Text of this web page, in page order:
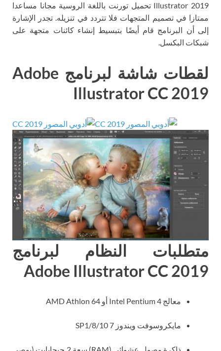
Illustrator 2019 تحميل تورنت باللغة الروسية مجانا مساعدا
ممتازا في تصميم المتجهات فلا تتردد في تنزيله. تجدر الإشارة
إلى أن البرنامج قام أيضًا بتبسيط إنشاء كائنات متجهة على
شبكات البكسل.
لقطات شاشة لبرنامج Adobe
Illustrator CC 2019
متطلبات النظام لبرنامج
Adobe Illustrator CC 2019
معالج Intel Pentium 4 أو AMD Athlon 64
مايكروسوفت ويندوز 7 SP1/8/10